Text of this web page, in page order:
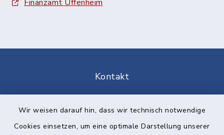
Wir weisen darauf hin, dass wir technisch notwendige
Cookies einsetzen, um eine optimale Darstellung unserer
Finanzamt Uffenheim
Kontakt
Datenschutz